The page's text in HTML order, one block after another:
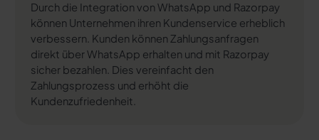
Durch die Integration von WhatsApp und Razorpay
können Unternehmen ihren Kundenservice erheblich
verbessern. Kunden können Zahlungsanfragen
direkt über WhatsApp erhalten und mit Razorpay
sicher bezahlen. Dies vereinfacht den
Zahlungsprozess und erhöht die
Kundenzufriedenheit.